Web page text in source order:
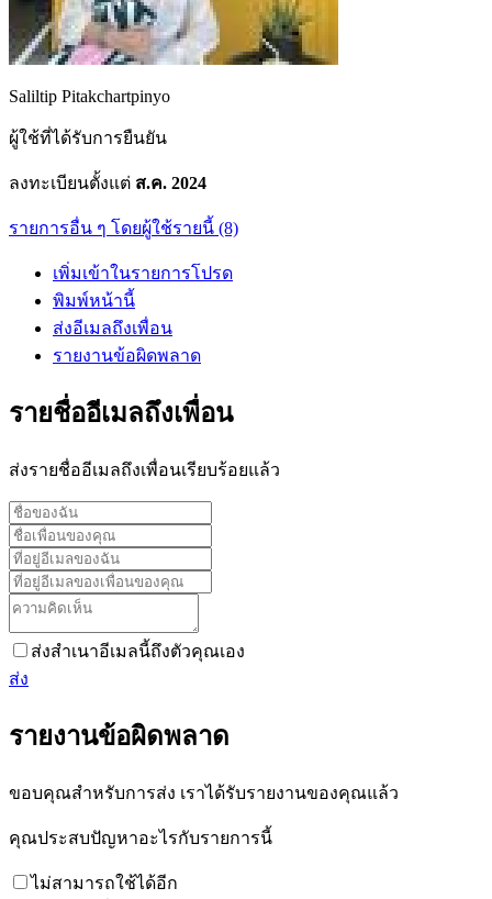
Saliltip Pitakchartpinyo
ผู้ใช้ที่ได้รับการยืนยัน
ลงทะเบียนตั้งแต่ ส.ค. 2024
รายการอื่น ๆ โดยผู้ใช้รายนี้ (8)
เพิ่มเข้าในรายการโปรด
พิมพ์หน้านี้
ส่งอีเมลถึงเพื่อน
รายงานข้อผิดพลาด
รายชื่ออีเมลถึงเพื่อน
ส่งรายชื่ออีเมลถึงเพื่อนเรียบร้อยแล้ว
ส่งสำเนาอีเมลนี้ถึงตัวคุณเอง
ส่ง
รายงานข้อผิดพลาด
ขอบคุณสำหรับการส่ง เราได้รับรายงานของคุณแล้ว
คุณประสบปัญหาอะไรกับรายการนี้
ไม่สามารถใช้ได้อีก